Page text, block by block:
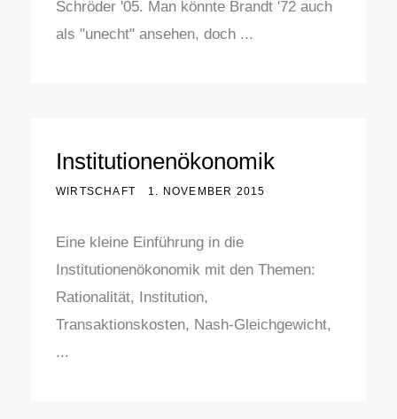
Schröder '05. Man könnte Brandt '72 auch
als "unecht" ansehen, doch ...
Institutionenökonomik
WIRTSCHAFT 1. NOVEMBER 2015
Eine kleine Einführung in die
Institutionenökonomik mit den Themen:
Rationalität, Institution,
Transaktionskosten, Nash-Gleichgewicht,
...